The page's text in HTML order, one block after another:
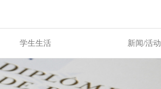
学生生活 新闻/活动